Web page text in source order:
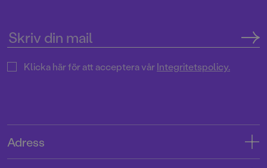
Klicka här för att acceptera vårIntegritetspolicy.
Adress